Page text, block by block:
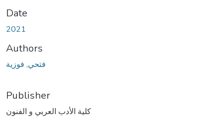
Date
2021
Authors
فتحي, فوزية
Publisher
كلية الأدب العربي و الفنون